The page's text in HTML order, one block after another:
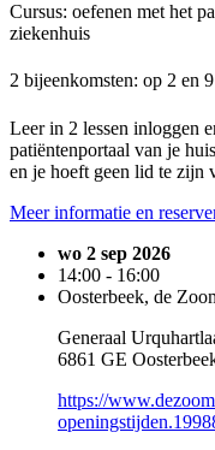
Cursus: oefenen met het
ziekenhuis
2 bijeenkomsten: op 2 en
Leer in 2 lessen inloggen
patiëntenportaal van je
en je hoeft geen lid te zijn
Meer informatie en
wo 2 sep 2026
14:00 - 16:00
Oosterbeek, de
Generaal
6861 GE
https://